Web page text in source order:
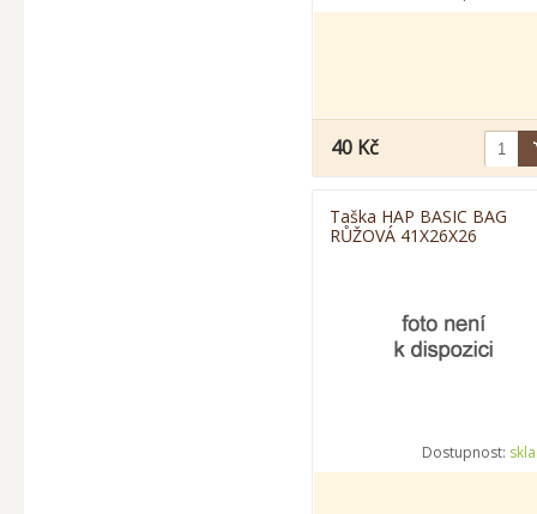
40 Kč
Taška HAP BASIC BAG
RŮŽOVÁ 41X26X26
Dostupnost: